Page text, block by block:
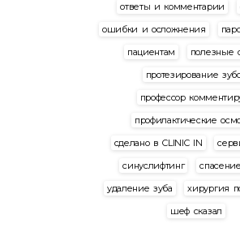
ответы и комментарии
ошибки и осложнения
пациентам
полезные
протезирование
профессор
профилактические
сделано в CLINIC IN
синуслифтинг
удаление зуба
хирургия
шеф сказал